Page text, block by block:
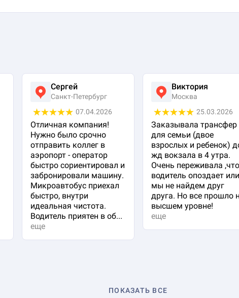
Сергей
Санкт-Петербург
07.04.2026
Отличная компания!
Нужно было срочно
отправить коллег в
аэропорт - оператор
быстро сориентировал и
забронировали машину.
Микроавтобус приехал
быстро, внутри
идеальная чистота.
Водитель приятен в об...
еще
Виктория
Москва
25.03.2026
Заказывала трансфер
для семьи (двое
взрослых и ребенок)
жд вокзала в 4 утра.
Очень переживала ,что
водитель опоздает или
мы не найдем друг
друга. Но все прошло
высшем уровне!
еще
ПОКАЗАТЬ ВСЕ